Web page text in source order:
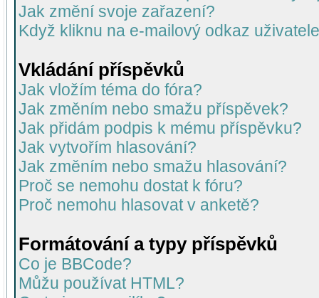
Jak změní svoje zařazení?
Když kliknu na e-mailový odkaz
Vkládání příspěvků
Jak vložím téma do fóra?
Jak změním nebo smažu příspěvek?
Jak přidám podpis k mému příspěvku?
Jak vytvořím hlasování?
Jak změním nebo smažu hlasování?
Proč se nemohu dostat k fóru?
Proč nemohu hlasovat v anketě?
Formátování a typy příspěvků
Co je BBCode?
Můžu používat HTML?